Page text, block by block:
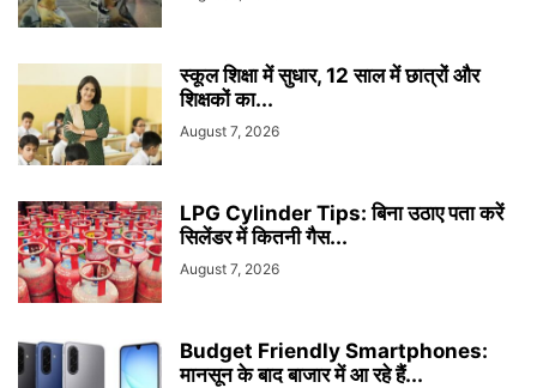
स्कूल शिक्षा में सुधार, 12 साल में छात्रों और
शिक्षकों का...
August 7, 2026
LPG Cylinder Tips: बिना उठाए पता करें
सिलेंडर में कितनी गैस...
August 7, 2026
Budget Friendly Smartphones:
मानसून के बाद बाजार में आ रहे हैं...